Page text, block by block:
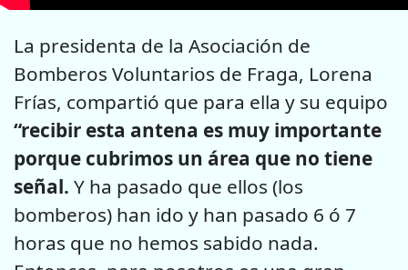
La presidenta de la Asociación de
Bomberos Voluntarios de Fraga, Lorena
Frías, compartió que para ella y su equipo
“recibir esta antena es muy importante
porque cubrimos un área que no tiene
señal. Y ha pasado que ellos (los
bomberos) han ido y han pasado 6 ó 7
horas que no hemos sabido nada.